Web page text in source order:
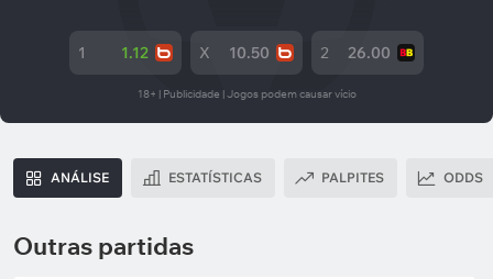
1 1.12 X 10.50 2 26.00
18+ | Publicidade | Jogos podem causar vício
ANÁLISE ESTATÍSTICAS PALPITES ODDS
Outras partidas